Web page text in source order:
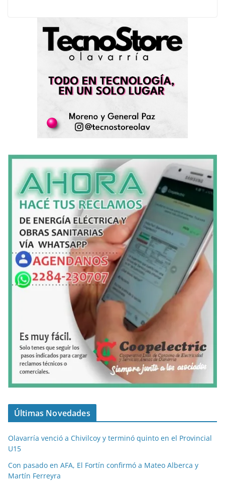
Últimas Novedades
Olavarría venció a Chivilcoy y terminó quinto en el Provincial
U15
Con pasado en AFA, El Fortín confirmó a Mateo Alberca y
Martín Ferreyra